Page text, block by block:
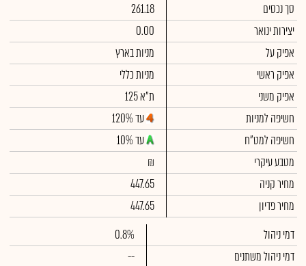
סך נכסים
261.18
יצירות ינואר
0.00
אפיק על
מניות בארץ
אפיק ראשי
מניות כללי
אפיק משני
ת"א 125
חשיפה למניות
עד 120%
חשיפה למט"ח
עד 10%
מטבע עיקרי
₪
מחיר קניה
447.65
מחיר פדיון
447.65
דמי ניהול
0.8%
דמי ניהול משתנים
--